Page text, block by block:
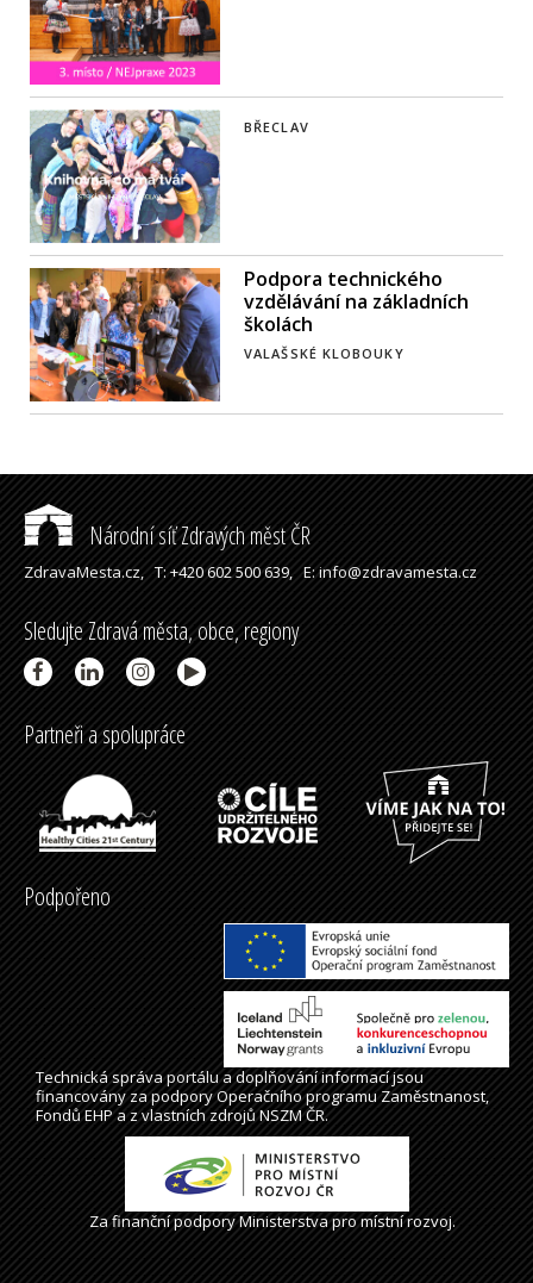
BŘECLAV
Podpora technického
vzdělávání na základních
školách
VALAŠSKÉ KLOBOUKY
Národní síť Zdravých měst ČR
ZdravaMesta.cz,T: +420 602 500 639,E: info@zdravamesta.cz
Sledujte Zdravá města, obce, regiony
Partneři a spolupráce
Podpořeno
Technická správaportálua doplňování informací jsou
financovány za podpory Operačního programu Zaměstnanost,
Fondů EHP a z vlastních zdrojů NSZM ČR.
Za finanční podpory Ministerstva pro místní rozvoj.